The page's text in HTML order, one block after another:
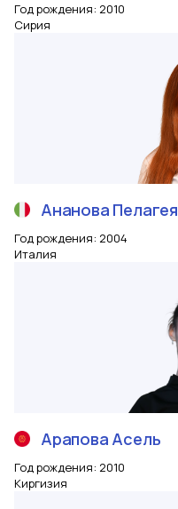
Год рождения: 2010
Сирия
Ананова Пелагея
Год рождения: 2004
Италия
Арапова Асель
Год рождения: 2010
Киргизия